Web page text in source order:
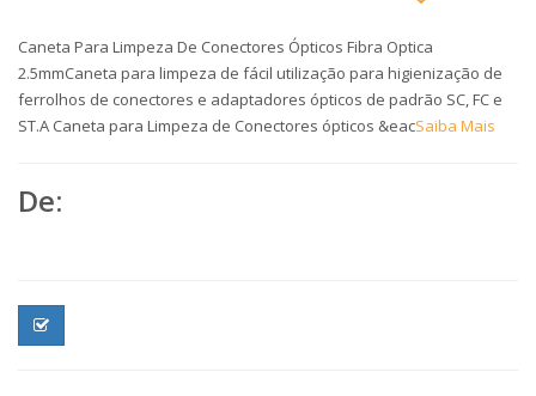
Caneta Para Limpeza De Conectores Ópticos Fibra Optica
2.5mmCaneta para limpeza de fácil utilização para higienização de
ferrolhos de conectores e adaptadores ópticos de padrão SC, FC e
ST.A Caneta para Limpeza de Conectores ópticos &eacSaiba Mais
De: